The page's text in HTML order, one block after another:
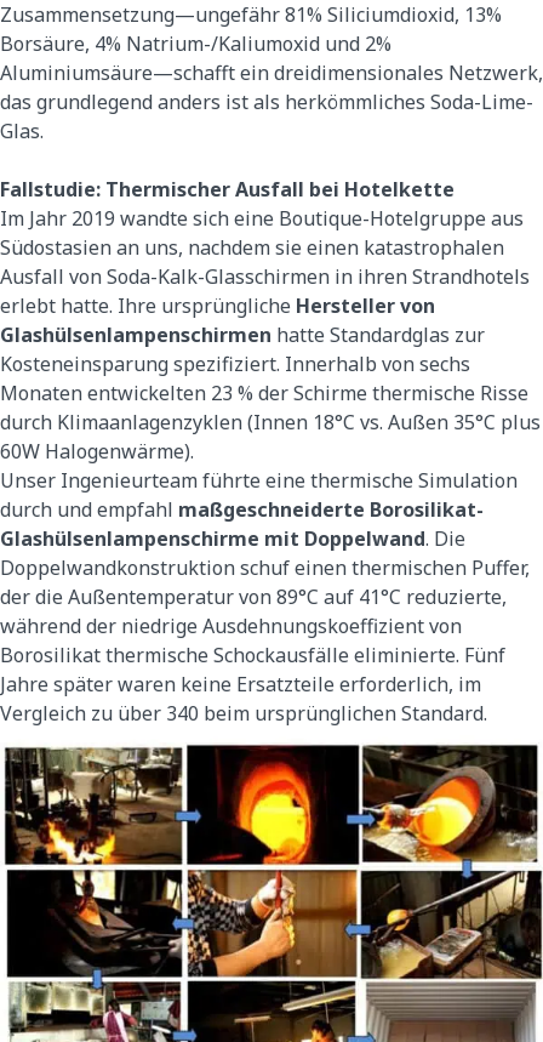
Zusammensetzung—ungefähr 81% Siliciumdioxid, 13%
Borsäure, 4% Natrium-/Kaliumoxid und 2%
Aluminiumsäure—schafft ein dreidimensionales Netzwerk,
das grundlegend anders ist als herkömmliches Soda-Lime-
Glas.
Fallstudie: Thermischer Ausfall bei Hotelkette
Im Jahr 2019 wandte sich eine Boutique-Hotelgruppe aus
Südostasien an uns, nachdem sie einen katastrophalen
Ausfall von Soda-Kalk-Glasschirmen in ihren Strandhotels
erlebt hatte. Ihre ursprüngliche Hersteller von
Glashülsenlampenschirmen hatte Standardglas zur
Kosteneinsparung spezifiziert. Innerhalb von sechs
Monaten entwickelten 23 % der Schirme thermische Risse
durch Klimaanlagenzyklen (Innen 18°C vs. Außen 35°C plus
60W Halogenwärme).
Unser Ingenieurteam führte eine thermische Simulation
durch und empfahl maßgeschneiderte Borosilikat-
Glashülsenlampenschirme mit Doppelwand. Die
Doppelwandkonstruktion schuf einen thermischen Puffer,
der die Außentemperatur von 89°C auf 41°C reduzierte,
während der niedrige Ausdehnungskoeffizient von
Borosilikat thermische Schockausfälle eliminierte. Fünf
Jahre später waren keine Ersatzteile erforderlich, im
Vergleich zu über 340 beim ursprünglichen Standard.